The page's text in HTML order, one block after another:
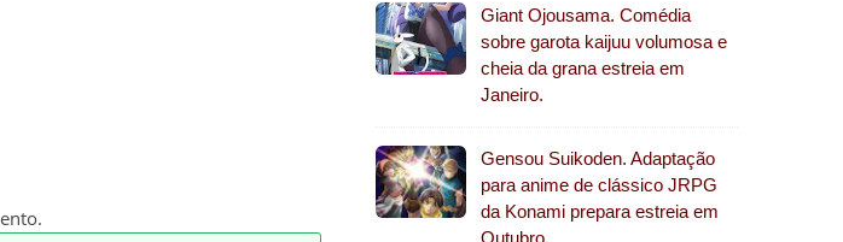
Giant Ojousama. Comédia
sobre garota kaijuu volumosa e
cheia da grana estreia em
Janeiro.
Gensou Suikoden. Adaptação
para anime de clássico JRPG
da Konami prepara estreia em
Outubro.